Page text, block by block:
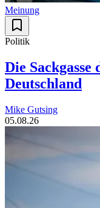
Meinung
Politik
Die
Deutschland
Mike Gutsing
05.08.26